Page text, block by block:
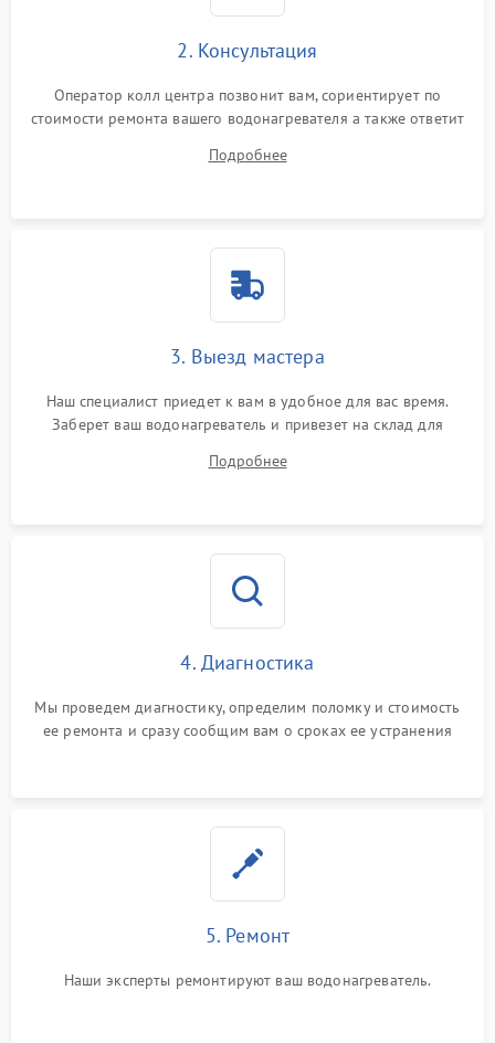
2. Консультация
Оператор колл центра позвонит вам, сориентирует по
стоимости ремонта вашего водонагревателя а также ответит
Подробнее
3. Выезд мастера
Наш специалист приедет к вам в удобное для вас время.
Заберет ваш водонагреватель и привезет на склад для
Подробнее
4. Диагностика
Мы проведем диагностику, определим поломку и стоимость
ее ремонта и сразу сообщим вам о сроках ее устранения
5. Ремонт
Наши эксперты ремонтируют ваш водонагреватель.